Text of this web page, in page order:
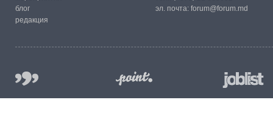
блог
редакция
эл. почта: forum@forum.md